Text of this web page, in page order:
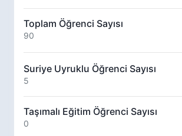
Toplam Öğrenci Sayısı
90
Suriye Uyruklu Öğrenci Sayısı
5
Taşımalı Eğitim Öğrenci Sayısı
0